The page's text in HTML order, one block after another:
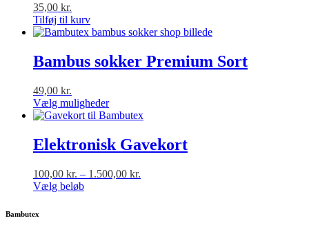
Mulighederne
kan
vælges
varesiden
35,00 kr.
Tilføj til kurv
Bambus sokker Premium Sort
49,00 kr.
Vælg muligheder
Dette
har
flere
Mulighederne
kan
på
Elektronisk Gavekort
100,00 kr. – 1.500,00 kr.
Vælg beløb
Bambutex